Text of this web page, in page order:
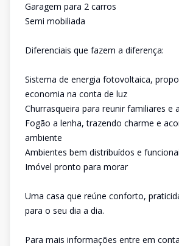
Garagem para 2 carros
Semi mobiliada
Diferenciais que fazem a diferença:
Sistema de energia fotovoltaica,
economia na conta de luz
Churrasqueira para reunir familiares e
Fogão a lenha, trazendo charme e
ambiente
Ambientes bem distribuídos e
Imóvel pronto para morar
Uma casa que reúne conforto,
para o seu dia a dia.
Para mais informações entre em